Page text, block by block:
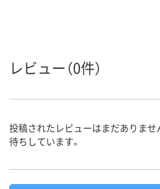
レビュー（0件）
投稿されたレビューはまだありま
待ちしています。